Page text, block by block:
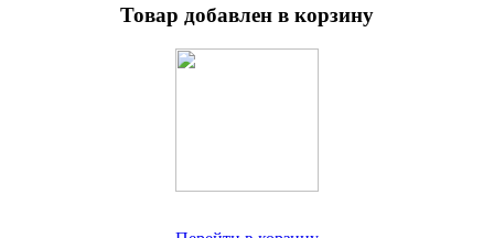
Товар добавлен в корзину